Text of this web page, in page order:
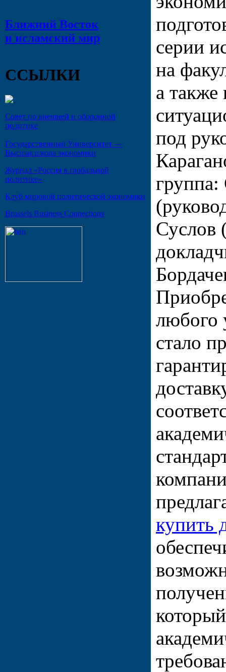
Ближний Восток
и исламский мир
ССЫЛКИ
Совет по внешней и оборонной
политике
Государственный Университет —
Высшая школа экономики
Журнал «Россия в глобальной
политике»
Клуб мировой политической экономики
Brussels Business Connections
серии
на
а также
под
Суслов
любого
стало
купить